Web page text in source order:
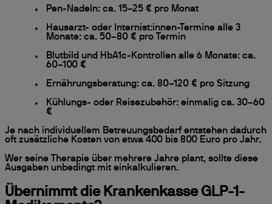
Pen-Nadeln: ca. 15–25 € pro Monat
Hausarzt- oder Internist:innen-Termine alle 3
Monate: ca. 50–80 € pro Termin
Blutbild und HbA1c-Kontrollen alle 6 Monate: ca.
60–100 €
Ernährungsberatung: ca. 80–120 € pro Sitzung
Kühlungs- oder Reisezubehör: einmalig ca. 30–60
€
Je nach individuellem Betreuungsbedarf entstehen dadurch
oft zusätzliche Kosten von etwa 400 bis 800 Euro pro Jahr.
Wer seine Therapie über mehrere Jahre plant, sollte diese
Ausgaben unbedingt mit einkalkulieren.
Übernimmt die Krankenkasse GLP-1-